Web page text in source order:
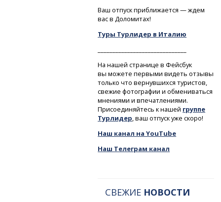
Ваш отпуск приближается — ждем
вас в Доломитах!
Туры Турлидер в Италию
На нашей странице в Фейсбук
вы можете первыми видеть отзывы
только что вернувшихся туристов,
свежие фотографии и обмениваться
мнениями и впечатлениями.
Присоединяйтесь к нашей группе
Турлидер, ваш отпуск уже скоро!
Наш канал на YouTube
Наш Телеграм канал
СВЕЖИЕ НОВОСТИ